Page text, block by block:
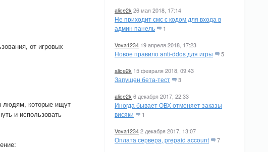
alice2k 26 мая 2018, 17:14
Не приходит смс с кодом для входа в
админ панель
1
Vova1234 19 апреля 2018, 17:23
Новое правило anti-ddos для игры 5
alice2k 15 февраля 2018, 09:43
Запущен бета-тест 3
alice2k 6 декабря 2017, 22:33
Иногда бывает ОВХ отменяет заказы
висяки
1
Vova12342 декабря 2017, 13:07
Оплата сервера, prepaid account 7
от игровых
людям, которые ищут
и использовать